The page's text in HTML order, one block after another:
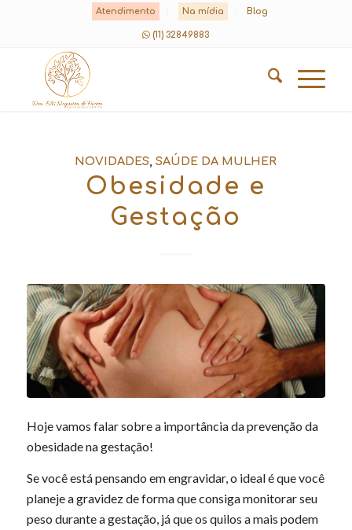
Atendimento Na mídia Blog
(11) 32849883
NOVIDADES ,SAÚDE DA MULHER
Obesidade e
Gestação
Hoje vamos falar sobre a importância da prevenção da
obesidade na gestação!
Se você está pensando em engravidar, o ideal é que você
planeje a gravidez de forma que consiga monitorar seu
peso durante a gestação, já que os quilos a mais podem